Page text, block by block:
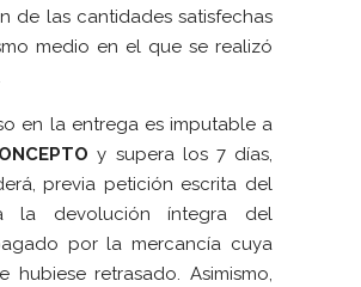
de las cantidades satisfechas
medio en el que se realizó
en la entrega es imputable a
y supera los 7 días,
previa petición escrita del
la devolución íntegra del
por la mercancía cuya
hubiese retrasado. Asimismo,